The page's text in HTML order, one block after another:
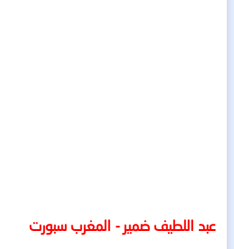
عبد اللطيف ضمير - المغرب سبورت